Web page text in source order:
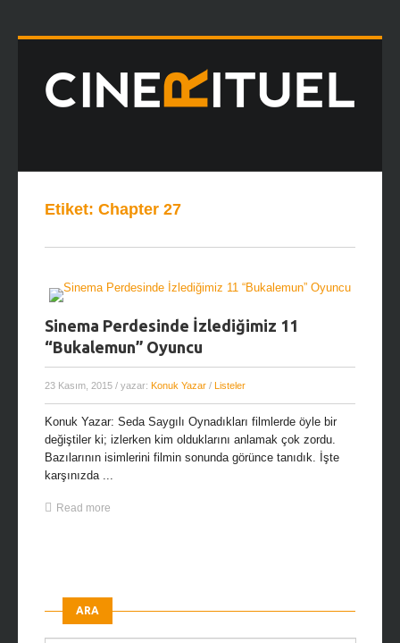
Etiket: Chapter 27
Sinema Perdesinde İzlediğimiz 11
“Bukalemun” Oyuncu
23 Kasım, 2015 / yazar: Konuk Yazar / Listeler
Konuk Yazar: Seda Saygılı Oynadıkları filmlerde öyle bir
değiştiler ki; izlerken kim olduklarını anlamak çok zordu.
Bazılarının isimlerini filmin sonunda görünce tanıdık. İşte
karşınızda ...
Read more
ARA